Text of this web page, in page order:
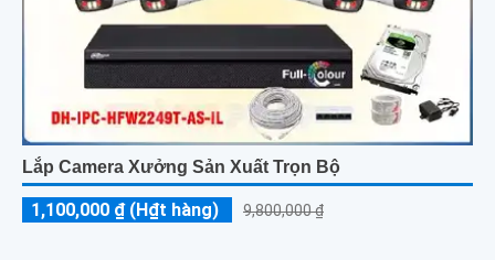
Lắp Camera Xưởng Sản Xuất Trọn Bộ
1,100,000 ₫ (H₫t hàng) 9,800,000 ₫